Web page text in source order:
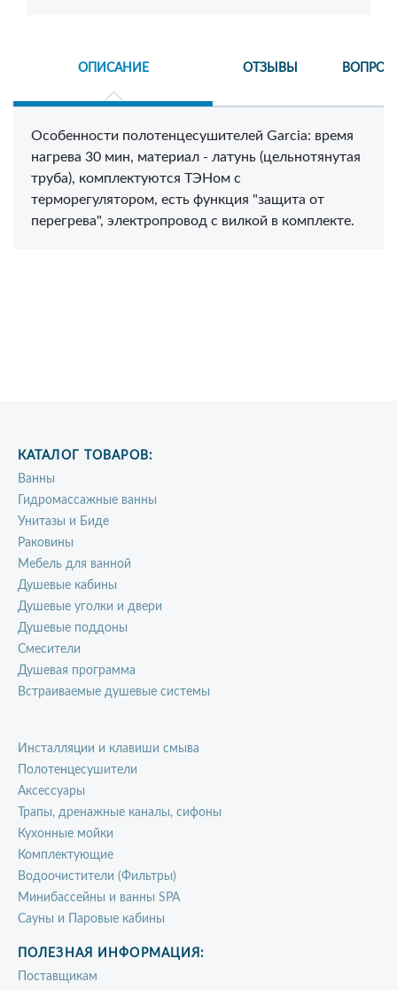
ОПИСАНИЕ ОТЗЫВЫ
Особенности полотенцесушителей Garcia: время
нагрева 30 мин, материал - латунь (цельнотянутая
труба), комплектуются ТЭНом с
терморегулятором, есть функция "защита от
перегрева", электропровод с вилкой в комплекте.
КАТАЛОГ ТОВАРОВ:
Ванны
Гидромассажные ванны
Унитазы и Биде
Раковины
Мебель для ванной
Душевые кабины
Душевые уголки и двери
Душевые поддоны
Смесители
Душевая программа
Встраиваемые душевые системы
Инсталляции и клавиши смыва
Полотенцесушители
Аксессуары
Трапы, дренажные каналы, сифоны
Кухонные мойки
Комплектующие
Водоочистители (Фильтры)
Минибассейны и ванны SPA
Сауны и Паровые кабины
ПОЛЕЗНАЯ ИНФОРМАЦИЯ:
Поставщикам